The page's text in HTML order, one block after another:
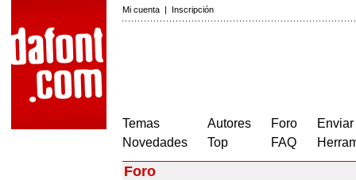
Mi cuenta | Inscripción
Temas
Novedades
Autores
Top
Foro
FAQ
Foro